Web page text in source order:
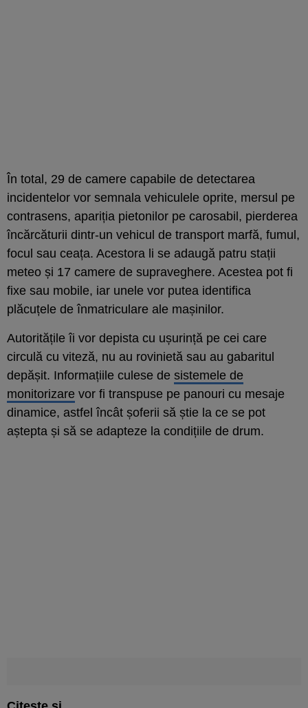
În total, 29 de camere capabile de detectarea
incidentelor vor semnala vehiculele oprite, mersul pe
contrasens, apariția pietonilor pe carosabil, pierderea
încărcăturii dintr-un vehicul de transport marfă, fumul,
focul sau ceața. Acestora li se adaugă patru stații
meteo și 17 camere de supraveghere. Acestea pot fi
fixe sau mobile, iar unele vor putea identifica
plăcuțele de înmatriculare ale mașinilor.
Autoritățile îi vor depista cu ușurință pe cei care
circulă cu viteză, nu au rovinietă sau au gabaritul
depășit. Informațiile culese de sistemele de
monitorizare vor fi transpuse pe panouri cu mesaje
dinamice, astfel încât șoferii să știe la ce se pot
aștepta și să se adapteze la condițiile de drum.